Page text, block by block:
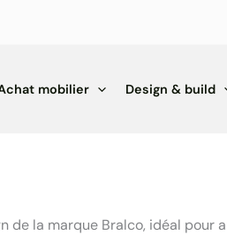
mobilier Design & build
de la marque Bralco, idéal